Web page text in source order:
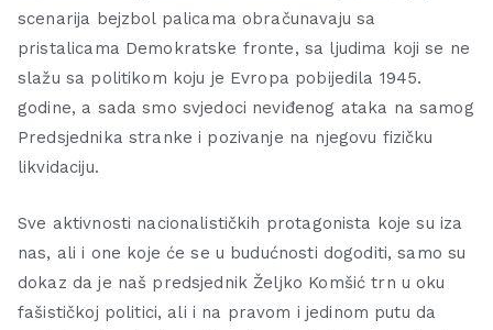
scenarija bejzbol palicama obračunavaju sa
pristalicama Demokratske fronte, sa ljudima koji se ne
slažu sa politikom koju je Evropa pobijedila 1945.
godine, a sada smo svjedoci neviđenog ataka na samog
Predsjednika stranke i pozivanje na njegovu fizičku
likvidaciju.
Sve aktivnosti nacionalističkih protagonista koje su iza
nas, ali i one koje će se u budućnosti dogoditi, samo su
dokaz da je naš predsjednik Željko Komšić trn u oku
fašističkoj politici, ali i na pravom i jedinom putu da